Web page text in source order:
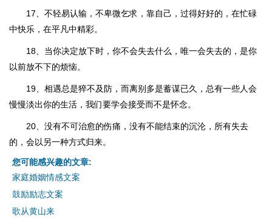
17、不轻易认输，不卑微乞求，靠自己，过得好好的，在忙碌
中快乐，在平凡中精彩。
18、当你决定放下时，你不会失去什么，唯一会失去的，是你
以前放不下的烦恼。
19、相遇总是猝不及防，而离别多是蓄谋已久，总有一些人会
慢慢淡出你的生活，我们要学会接受而不是怀念。
20、没有不可治愈的伤痛，没有不能结束的沉沦，所有失去
的，会以另一种方式归来。
您可能感兴趣的文章:
家庭婚姻情感文案
鼓励励志文案
歌从黄山来